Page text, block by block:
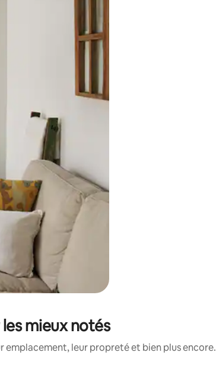
et en faisant glisser.
mieux notés
emplacement, leur propreté et bien plus encore.